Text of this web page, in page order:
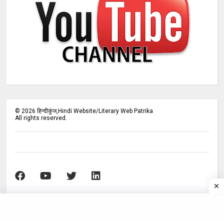
©2026 हिन्दीकुंज,Hindi Website/Literary Web Patrika
All rights reserved.